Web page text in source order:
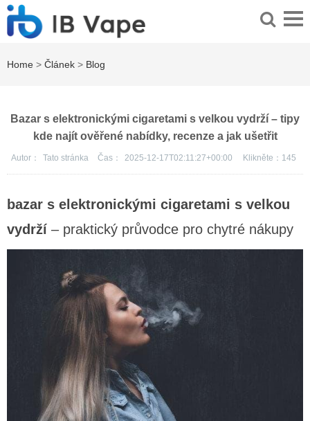
Home > Článek > Blog
Bazar s elektronickými cigaretami s velkou vydrží – tipy
kde najít ověřené nabídky, recenze a jak ušetřit
Autor： Tato stránka Čas： 2025-12-17T02:11:27+00:00 Klikněte： 145
bazar s elektronickými cigaretami s velkou
vydrží – praktický průvodce pro chytré nákupy